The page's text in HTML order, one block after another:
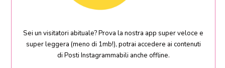
Sei un visitatori abituale? Prova la nostra app super veloce e
super leggera (meno di 1mb!), potrai accedere ai contenuti
di Posti Instagrammabili anche offline.